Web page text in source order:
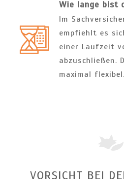
Wie lange bist
Im
empfiehlt es
einer Laufzeit
abzuschließen.
maximal flexibel.
VORSICHT BEI